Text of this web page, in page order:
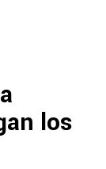
los